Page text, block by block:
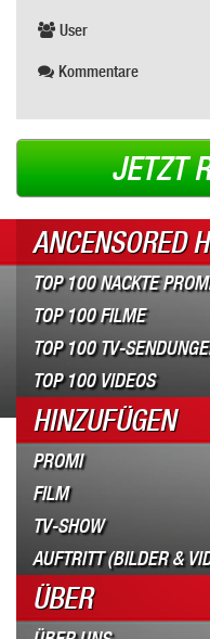
User
Kommentare
JETZT
ANCENSORED
TOP 100 NACKTE
TOP 100 FILME
TOP 100 TV-
TOP 100 VIDEOS
HINZUFÜGEN
PROMI
FILM
TV-SHOW
AUFTRITT (BILDER &
ÜBER